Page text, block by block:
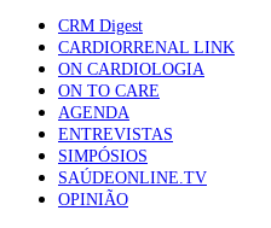
Especialistas
para ajudar a
57 visualizações
MAIS NOTÍCIAS
CRM Digest
CARDIORRENAL LINK
ON CARDIOLOGIA
ON TO CARE
AGENDA
ENTREVISTAS
SIMPÓSIOS
SAÚDEONLINE.TV
OPINIÃO